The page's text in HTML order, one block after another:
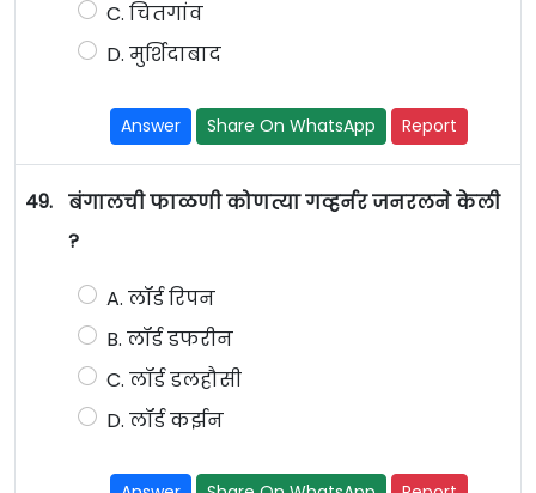
C. चितगांव
D. मुर्शिदाबाद
Answer Share On WhatsApp Report
49. बंगालची फाळणी कोणत्या गव्हर्नर जनरलने केली
?
A. लॉर्ड रिपन
B. लॉर्ड डफरीन
C. लॉर्ड डलहौसी
D. लॉर्ड कर्झन